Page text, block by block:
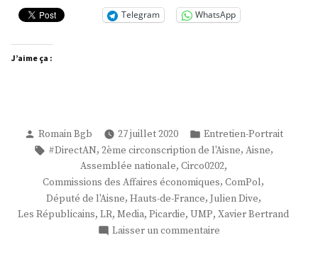
Telegram WhatsApp
J’aime ça :
Publié
par
Romain Bgb 27 juillet 2020
Publié
dans
Entretien-Portrait
Étiquettes :
#DirectAN, 2ème circonscription de l'Aisne, Aisne,
Assemblée nationale, Circo0202,
Commissions des Affaires économiques, ComPol,
Député de l'Aisne, Hauts-de-France, Julien Dive,
Les Républicains, LR, Media, Picardie, UMP, Xavier Bertrand
Laisser un commentaire